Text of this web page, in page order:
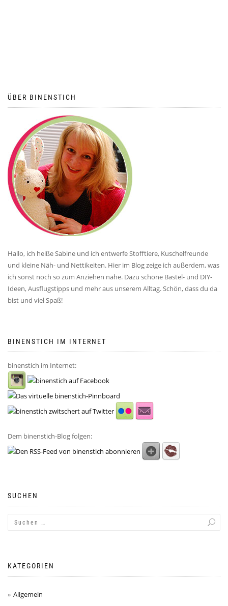
ÜBER BINENSTICH
Hallo, ich heiße Sabine und ich entwerfe Stofftiere, Kuschelfreunde
und kleine Näh- und Nettikeiten. Hier im Blog zeige ich außerdem, was
ich sonst noch so zum Anziehen nähe. Dazu schöne Bastel- und DIY-
Ideen, Ausflugstipps und mehr aus unserem Alltag. Schön, dass du da
bist und viel Spaß!
BINENSTICH IM INTERNET
binenstich im Internet:
Dem binenstich-Blog folgen:
SUCHEN
KATEGORIEN
Allgemein